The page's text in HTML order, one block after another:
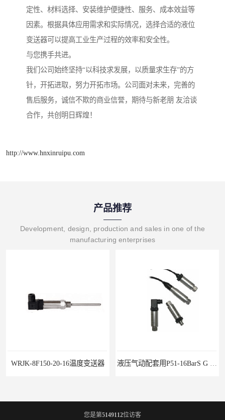
定性、材料选择、安装维护便捷性、服务、成本效益等
因素。根据具体应用需求和实际情况，选择合适的液位
变送器可以提高工业生产过程的效率和安全性。
与您携手共进。
我们公司始终坚持“以科技求发展，以质量求生存”的方
针，开拓进取，努力开拓市场。公司面对未来，完善的
售后服务，诚信不欺的商业信誉，期待与新老朋 友洽谈
合作，共创明日辉煌！
http://www.hnxinruipu.com
产品推荐
Development, design, production and sales in one of the
manufacturing enterprises
WRJK-8F150-20-16温度变送器
您是第5149112位访客